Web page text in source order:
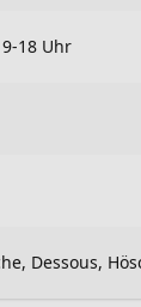
18 Uhr
Dessous,